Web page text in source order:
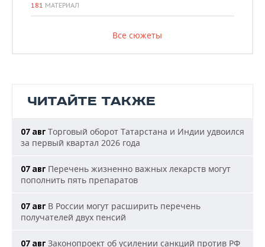
181 МАТЕРИАЛ
Все сюжеты
ЧИТАЙТЕ ТАКЖЕ
07 авг Торговый оборот Татарстана и Индии удвоился
за первый квартал 2026 года
07 авг Перечень жизненно важных лекарств могут
пополнить пять препаратов
07 авг В России могут расширить перечень
получателей двух пенсий
07 авг Законопроект об усилении санкций против РФ